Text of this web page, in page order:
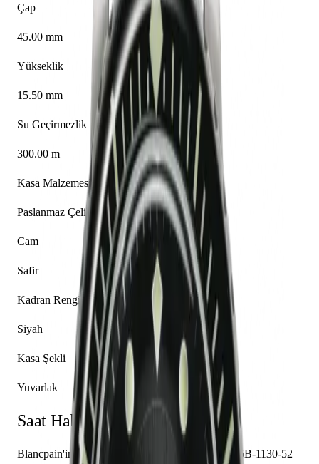
Çap
45.00 mm
Yükseklik
15.50 mm
Su Geçirmezlik
300.00 m
Kasa Malzemesi
Paslanmaz Çelik
Cam
Safir
Kadran Rengi
Siyah
Kasa Şekli
Yuvarlak
Saat Hakkında
Blancpain'in Fifty Fathoms koleksiyonundan 5015B-1130-52